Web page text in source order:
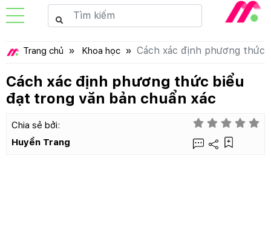
Trang chủ Khoa học Cách xác định phương thức
Cách xác định phương thức biểu
đạt trong văn bản chuẩn xác
Chia sẻ bởi:
Huyền Trang